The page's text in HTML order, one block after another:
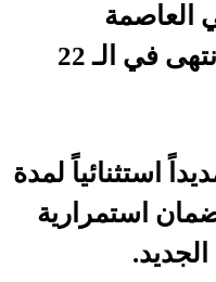
بين
مميز في
مجلس
ملفات
اجتماع بين
حول تعزيز
نواكشوط، ودخل حيز التنفيذ في الـ 23 يوليو 2024، وانتهى في الـ 22
لمدة